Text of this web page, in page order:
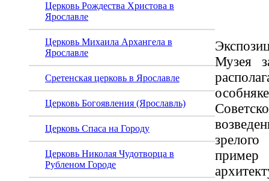
Церковь Рождества Христова в
Ярославле
Церковь Михаила Архангела в
Ярославле
Сретенская церковь в Ярославле
Церковь Богоявления (Ярославль)
Церковь Спаса на Городу
Церковь Николая Чудотворца в
Рубленом Городе
Музея